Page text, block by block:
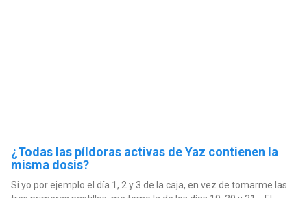
¿Todas las píldoras activas de Yaz contienen la
misma dosis?
Si yo por ejemplo el día 1, 2 y 3 de la caja, en vez de tomarme las